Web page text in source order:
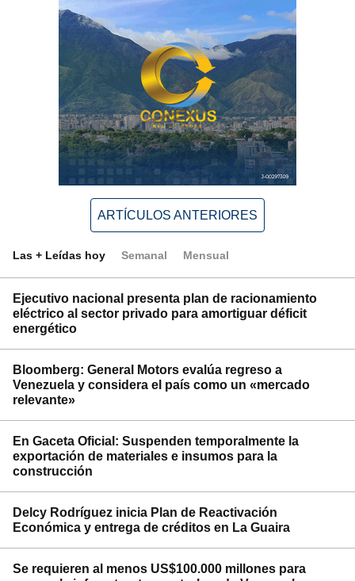
ARTÍCULOS ANTERIORES
Las + Leídas hoy Semanal Mensual
Ejecutivo nacional presenta plan de racionamiento
eléctrico al sector privado para amortiguar déficit
energético
Bloomberg: General Motors evalúa regreso a
Venezuela y considera el país como un «mercado
relevante»
En Gaceta Oficial: Suspenden temporalmente la
exportación de materiales e insumos para la
construcción
Delcy Rodríguez inicia Plan de Reactivación
Económica y entrega de créditos en La Guaira
Se requieren al menos US$100.000 millones para